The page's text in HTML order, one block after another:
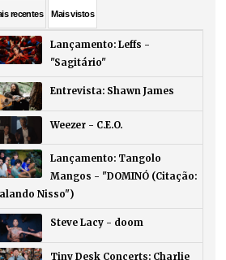
recentes Maisvistos
Lançamento: Leffs -
"Sagitário"
Entrevista: Shawn James
Weezer - C.E.O.
Lançamento: Tangolo
Mangos - "DOMINÓ (Citação:
Nisso")
Steve Lacy - doom
Tiny Desk Concerts: Charlie